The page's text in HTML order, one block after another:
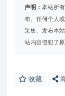
声明： 本站所
布。任何个人
采集、发布本
站内容侵犯了
收藏